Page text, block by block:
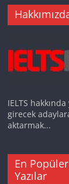
IELTS
girecek
aktarmak...
En Popüler
Yazılar